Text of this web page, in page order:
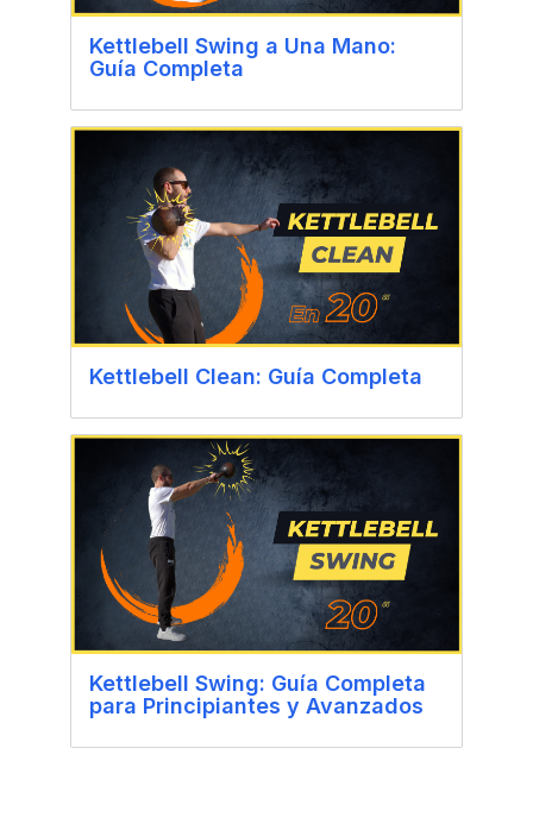
Kettlebell Swing a Una Mano:
Guía Completa
Kettlebell Clean: Guía Completa
Kettlebell Swing: Guía Completa
para Principiantes y Avanzados